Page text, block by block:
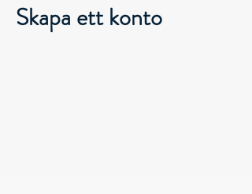
Skapa ett konto